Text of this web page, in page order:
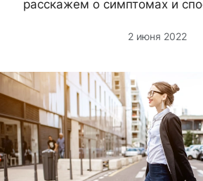
расскажем о симптомах и
2 июня 2022